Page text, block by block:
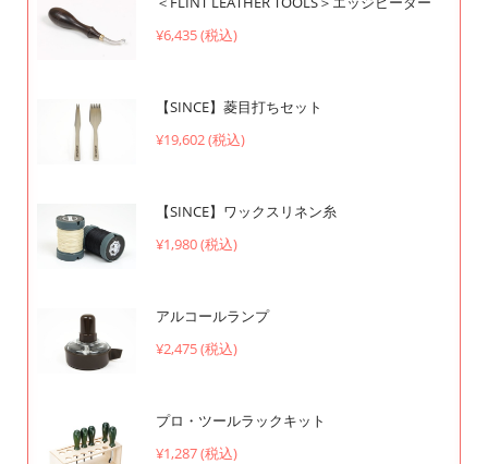
¥6,435 (税込)
【SINCE】菱目打ちセット
¥19,602 (税込)
【SINCE】ワックスリネン糸
¥1,980 (税込)
アルコールランプ
¥2,475 (税込)
プロ・ツールラックキット
¥1,287 (税込)